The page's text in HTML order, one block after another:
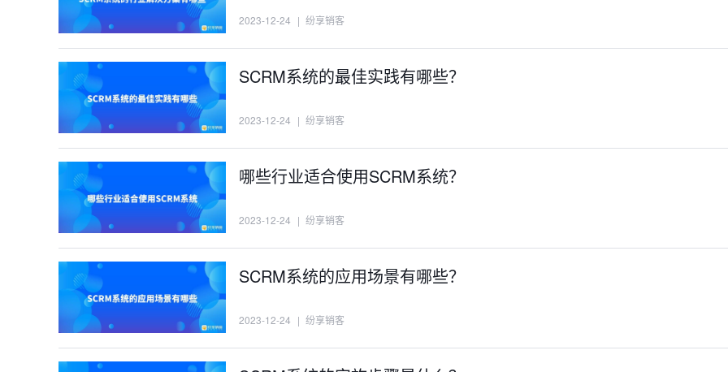
2023-12-24 | 纷享销客
SCRM系统的最佳实践有哪些？
2023-12-24 | 纷享销客
哪些行业适合使用SCRM系统？
2023-12-24 | 纷享销客
SCRM系统的应用场景有哪些？
2023-12-24 | 纷享销客